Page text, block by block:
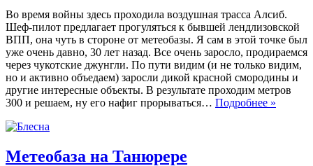
Во время войны здесь проходила воздушная трасса Алсиб.
Шеф-пилот предлагает прогуляться к бывшей лендлизовской
ВПП, она чуть в стороне от метеобазы. Я сам в этой точке был
уже очень давно, 30 лет назад. Все очень заросло, продираемся
через чукотские джунгли. По пути видим (и не только видим,
но и активно объедаем) заросли дикой красной смородины и
другие интересные объекты. В результате проходим метров
300 и решаем, ну его нафиг прорываться… Подробнее »
Метеобаза на Танюрере